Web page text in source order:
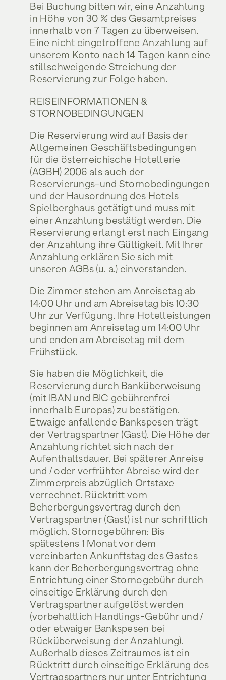
Gidi • Doppelzimmer
Tilli • Zwei-Bettzimmer
Inklusivleistungen
Biken
Rodelbahn
Sommer am Spielberghaus
Winter am Spielberghaus
Service & Info
Kontakt
Lage und Anreise
Gutschein
FAQ
Jobs
Genießen
Entspannen
Angebote
Shop
Tilli • Zwei-Bettzimmer
Inklusivleistungen
Rodelbahn
Sommer am Spielberghaus
Winter am Spielberghaus
Service & Info
Kontakt
Lage und Anreise
Gutschein
FAQ
Jobs
Genießen
Entspannen
Angebote
Shop
Bei Buchung bitten wir, eine Anzahlung
in Höhe von 30 % des Gesamtpreises
innerhalb von 7 Tagen zu überweisen.
Eine nicht eingetroffene Anzahlung auf
unserem Konto nach 14 Tagen kann eine
stillschweigende Streichung der
Reservierung zur Folge haben.
REISEINFORMATIONEN &
STORNOBEDINGUNGEN
Die Reservierung wird auf Basis der
Allgemeinen Geschäftsbedingungen
für die österreichische Hotellerie
(AGBH) 2006 als auch der
Reservierungs-und Stornobedingungen
und der Hausordnung des Hotels
Spielberghaus getätigt und muss mit
einer Anzahlung bestätigt werden. Die
Reservierung erlangt erst nach Eingang
der Anzahlung ihre Gültigkeit. Mit Ihrer
Anzahlung erklären Sie sich mit
unseren AGBs (u. a.) einverstanden.
Die Zimmer stehen am Anreisetag ab
14:00 Uhr und am Abreisetag bis 10:30
Uhr zur Verfügung. Ihre Hotelleistungen
beginnen am Anreisetag um 14:00 Uhr
und enden am Abreisetag mit dem
Frühstück.
Sie haben die Möglichkeit, die
Reservierung durch Banküberweisung
(mit IBAN und BIC gebührenfrei
innerhalb Europas) zu bestätigen.
Etwaige anfallende Bankspesen trägt
der Vertragspartner (Gast). Die Höhe der
Anzahlung richtet sich nach der
Aufenthaltsdauer. Bei späterer Anreise
und / oder verfrühter Abreise wird der
Zimmerpreis abzüglich Ortstaxe
verrechnet. Rücktritt vom
Beherbergungsvertrag durch den
Vertragspartner (Gast) ist nur schriftlich
möglich. Stornogebühren: Bis
spätestens 1 Monat vor dem
vereinbarten Ankunftstag des Gastes
kann der Beherbergungsvertrag ohne
Entrichtung einer Stornogebühr durch
einseitige Erklärung durch den
Vertragspartner aufgelöst werden
(vorbehaltlich Handlings-Gebühr und /
oder etwaiger Bankspesen bei
Rücküberweisung der Anzahlung).
Außerhalb dieses Zeitraumes ist ein
Rücktritt durch einseitige Erklärung des